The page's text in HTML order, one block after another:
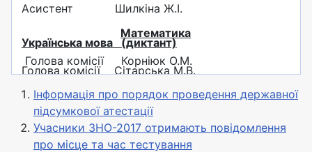
Асистент Шилкіна Ж.І.
Математика
Голова комісії Корніюк О.М.
Вчитель Олійник В.О.
Асистент Грицак О.Є.
Англійська мова
Українська мова (диктант)
Голова комісії Сітарська М.В.
Вчитель Приймак Л.А.
Асистент Корніюк О.М.
Інформація про порядок проведення державної
підсумкової атестації
Учасники ЗНО-2017 отримають повідомлення
про місце та час тестування